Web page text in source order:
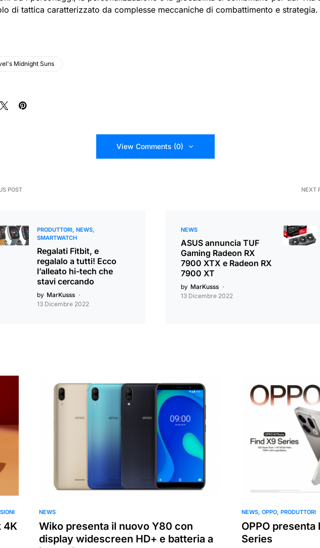
di tattica caratterizzato da complesse meccaniche di combattimento e strategia.
Midnight Suns
View Comments (0)
POST
PRODUTTORI NEWS
SMARTWATCH
Regalati Fitbit, e
regalalo a tutti! Ecco
l’alleato hi-tech che
stavi cercando
by MarKusss
13 Dicembre 2022
NEXT
NEWS
ASUS annuncia TUF
Gaming Radeon RX
7900 XTX e Radeon RX
7900 XT
by MarKusss
13 Dicembre 2022
4K
NEWS
Wiko presenta il nuovo Y80 con
display widescreen HD+ e batteria a
NEWS OPPO PRODUTTORI
OPPO presenta
Series